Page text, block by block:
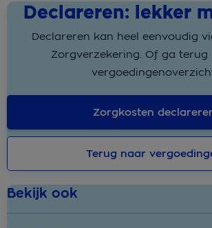
Declareren: lekker
Declareren kan heel eenvoudig
Zorgverzekering. Of ga
Zorgkosten
Terug naar
Bekijk ook